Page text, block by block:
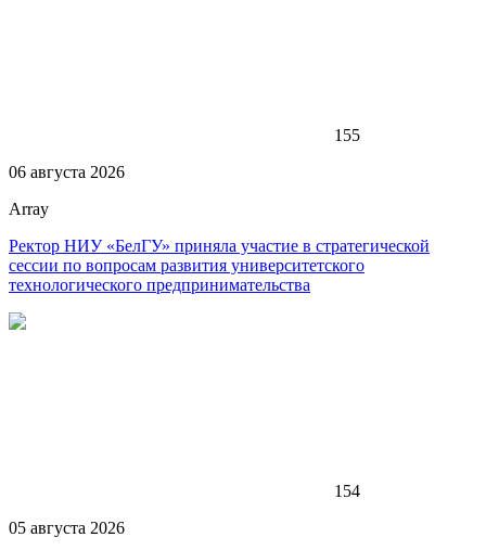
155
06 августа 2026
Array
Ректор НИУ «БелГУ» приняла участие в стратегической
сессии по вопросам развития университетского
технологического предпринимательства
154
05 августа 2026